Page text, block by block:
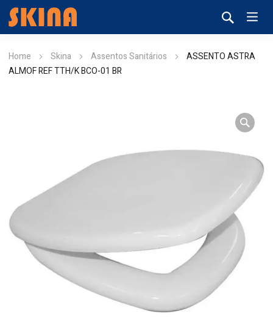
Home Skina Assentos Sanitários
ASSENTO ASTRA
ALMOF REF TTH/K BCO-01 BR